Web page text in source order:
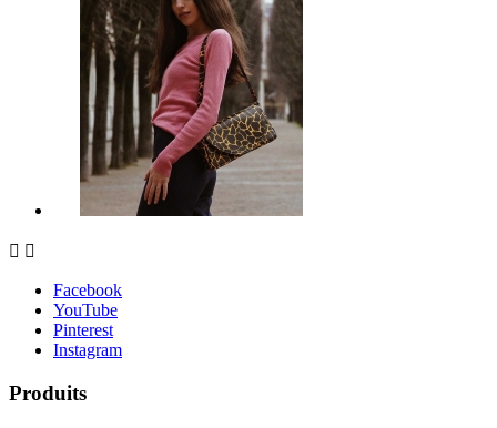
 
Facebook
YouTube
Pinterest
Instagram
Produits